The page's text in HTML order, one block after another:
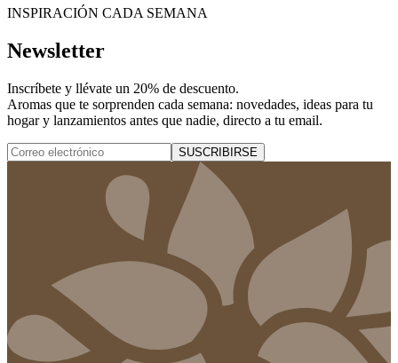
INSPIRACIÓN CADA SEMANA
Newsletter
Inscríbete y llévate un 20% de descuento.
Aromas que te sorprenden cada semana: novedades, ideas para tu
hogar y lanzamientos antes que nadie, directo a tu email.
SUSCRIBIRSE